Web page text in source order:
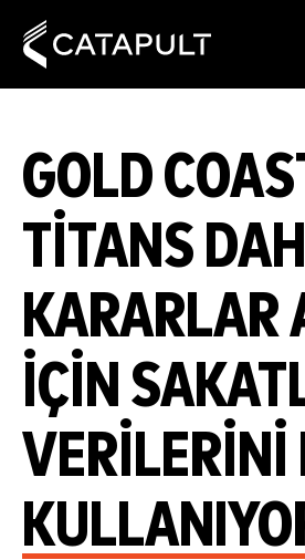
GOLD
TITANS
KARARLAR
IÇIN
VERILERINI